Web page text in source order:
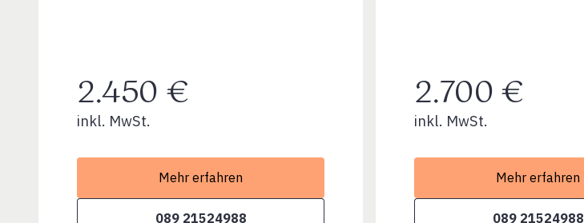
2.450 €
inkl. MwSt.
Mehr erfahren
089 21524988
2.700 €
inkl. MwSt.
Mehr erfahren
089 21524988